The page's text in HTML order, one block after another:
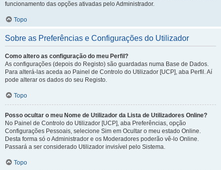
funcionamento das opções ativadas pelo Administrador.
Topo
Sobre as Preferências e Configurações do Utilizador
Como altero as configuração do meu Perfil?
As configurações (depois do Registo) são guardadas numa Base de Dados.
Para alterá-las aceda ao Painel de Controlo do Utilizador [UCP], aba Perfil. Aí
pode alterar os dados do seu Registo.
Topo
Posso ocultar o meu Nome de Utilizador da Lista de Utilizadores Online?
No Painel de Controlo do Utilizador [UCP], aba Preferências, opção
Configurações Pessoais, selecione Sim em Ocultar o meu estado Online.
Desta forma só o Administrador e os Moderadores poderão vê-lo Online.
Passará a ser considerado Utilizador invisível pelo Sistema.
Topo